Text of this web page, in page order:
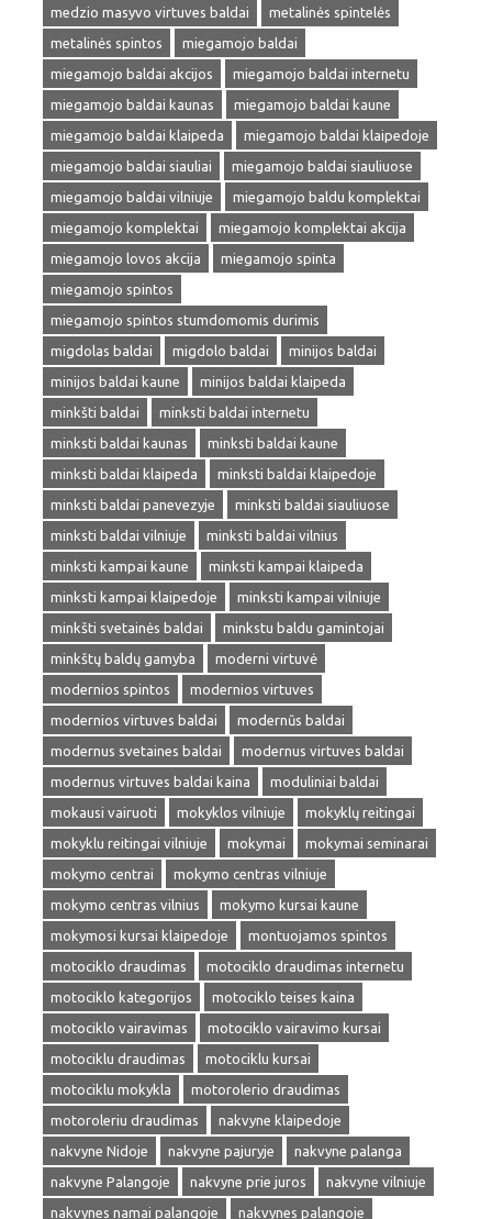
medzio masyvo virtuves baldai
metalinės spintelės
metalinės spintos
miegamojo baldai
miegamojo baldai akcijos
miegamojo baldai internetu
miegamojo baldai kaunas
miegamojo baldai kaune
miegamojo baldai klaipeda
miegamojo baldai klaipedoje
miegamojo baldai siauliai
miegamojo baldai siauliuose
miegamojo baldai vilniuje
miegamojo baldu komplektai
miegamojo komplektai
miegamojo komplektai akcija
miegamojo lovos akcija
miegamojo spinta
miegamojo spintos
miegamojo spintos stumdomomis durimis
migdolas baldai
migdolo baldai
minijos baldai
minijos baldai kaune
minijos baldai klaipeda
minkšti baldai
minksti baldai internetu
minksti baldai kaunas
minksti baldai kaune
minksti baldai klaipeda
minksti baldai klaipedoje
minksti baldai panevezyje
minksti baldai siauliuose
minksti baldai vilniuje
minksti baldai vilnius
minksti kampai kaune
minksti kampai klaipeda
minksti kampai klaipedoje
minksti kampai vilniuje
minkšti svetainės baldai
minkstu baldu gamintojai
minkštų baldų gamyba
moderni virtuvė
modernios spintos
modernios virtuves
modernios virtuves baldai
modernūs baldai
modernus svetaines baldai
modernus virtuves baldai
modernus virtuves baldai kaina
moduliniai baldai
mokausi vairuoti
mokyklos vilniuje
mokyklų reitingai
mokyklu reitingai vilniuje
mokymai
mokymai seminarai
mokymo centrai
mokymo centras vilniuje
mokymo centras vilnius
mokymo kursai kaune
mokymosi kursai klaipedoje
montuojamos spintos
motociklo draudimas
motociklo draudimas internetu
motociklo kategorijos
motociklo teises kaina
motociklo vairavimas
motociklo vairavimo kursai
motociklu draudimas
motociklu kursai
motociklu mokykla
motorolerio draudimas
motoroleriu draudimas
nakvyne klaipedoje
nakvyne Nidoje
nakvyne pajuryje
nakvyne palanga
nakvyne Palangoje
nakvyne prie juros
nakvyne vilniuje
nakvynes namai palangoje
nakvynes palangoje